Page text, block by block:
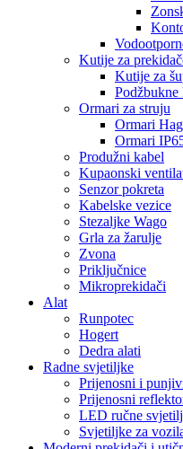
Kutije za
Kutije za
Podžbukne
Ormari za struju
Ormari
Ormari
Produžni kabel
Kupaonski
Senzor pokreta
Kabelske vezice
Stezaljke Wago
Grla za žarulje
Zvona
Priključnice
Mikroprekidači
Alat
Runpotec
Hogert
Dedra alati
Radne svjetiljke
Prijenosni i
Prijenosni
LED ručne
Svjetiljke za